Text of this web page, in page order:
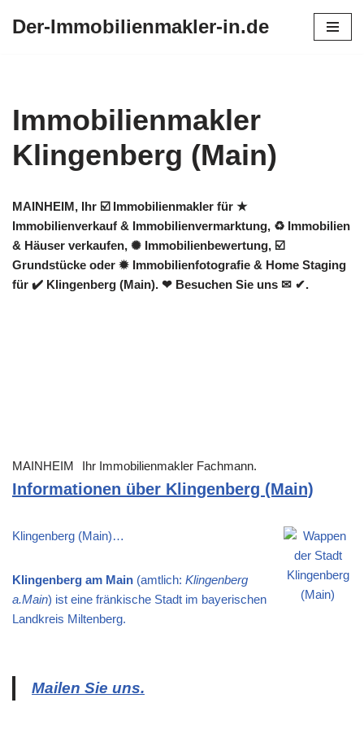
Der-Immobilienmakler-in.de
Immobilienmakler
Klingenberg (Main)
MAINHEIM, Ihr ☑️ Immobilienmakler für ★
Immobilienverkauf & Immobilienvermarktung, ♻ Immobilien
& Häuser verkaufen, ✺ Immobilienbewertung, ☑️
Grundstücke oder ✹ Immobilienfotografie & Home Staging
für ✔️ Klingenberg (Main). ❤ Besuchen Sie uns ✉ ✔.
MAINHEIM Ihr Immobilienmakler Fachmann.
Informationen über Klingenberg (Main)
Klingenberg (Main)…
Klingenberg am Main (amtlich: Klingenberg
a.Main) ist eine fränkische Stadt im bayerischen
Landkreis Miltenberg.
Mailen Sie uns.